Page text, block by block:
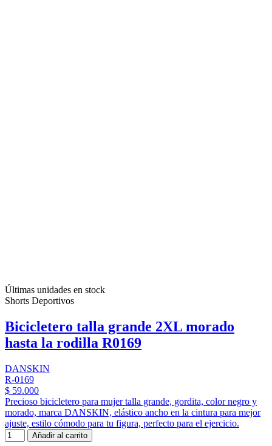
Últimas unidades en stock
Shorts Deportivos
Bicicletero talla grande 2XL morado
hasta la rodilla R0169
DANSKIN
R-0169
$ 59.000
Precioso bicicletero para mujer talla grande, gordita, color negro y
morado, marca DANSKIN, elástico ancho en la cintura para mejor
ajuste, estilo cómodo para tu figura, perfecto para el ejercicio.
Añadir al carrito